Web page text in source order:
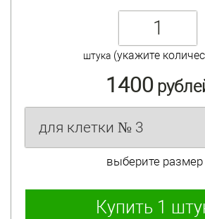
штука(укажите
1400
выберите размер
Купить 1